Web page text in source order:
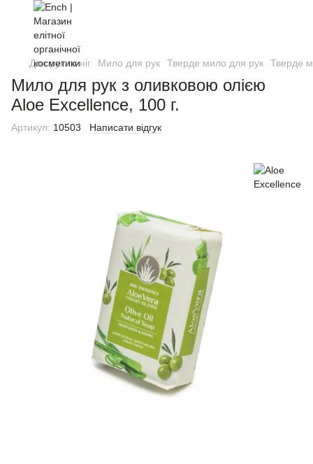
Для рук та ніг Мило для рук Тверде мило для рук Тверде
Мило для рук з оливковою олією
Aloe Excellence, 100 г.
Артикул: 10503 Написати відгук